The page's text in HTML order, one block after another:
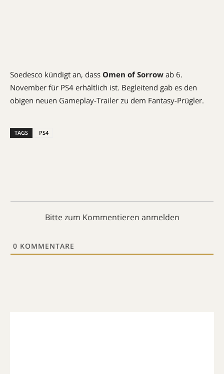
Soedesco kündigt an, dass Omen of Sorrow ab 6.
November für PS4 erhältlich ist. Begleitend gab es den
obigen neuen Gameplay-Trailer zu dem Fantasy-Prügler.
TAGS PS4
Bitte zum Kommentieren anmelden
0 KOMMENTARE